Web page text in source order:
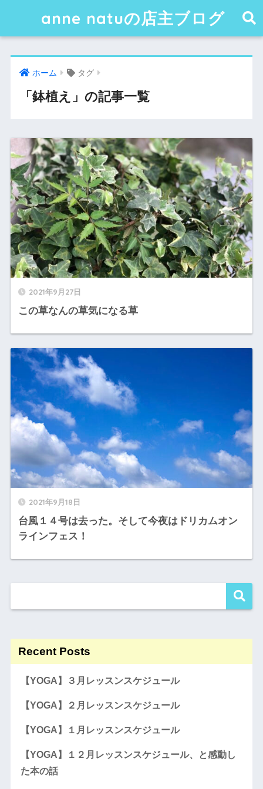
anne natuの店主ブログ
ホーム タグ
「鉢植え」の記事一覧
2021年9月27日
この草なんの草気になる草
2021年9月18日
台風１４号は去った。そして今夜はドリカムオン
ラインフェス！
Recent Posts
【YOGA】３月レッスンスケジュール
【YOGA】２月レッスンスケジュール
【YOGA】１月レッスンスケジュール
【YOGA】１２月レッスンスケジュール、と感動し
た本の話